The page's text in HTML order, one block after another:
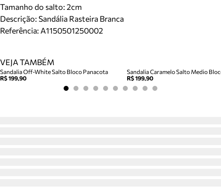
Tamanho do salto: 2cm
Descrição: Sandália Rasteira Branca
Referência: A1150501250002
VEJA TAMBÉM
Sandalia Off-White Salto Bloco Panacota
R$ 199,90
R$ 199,90